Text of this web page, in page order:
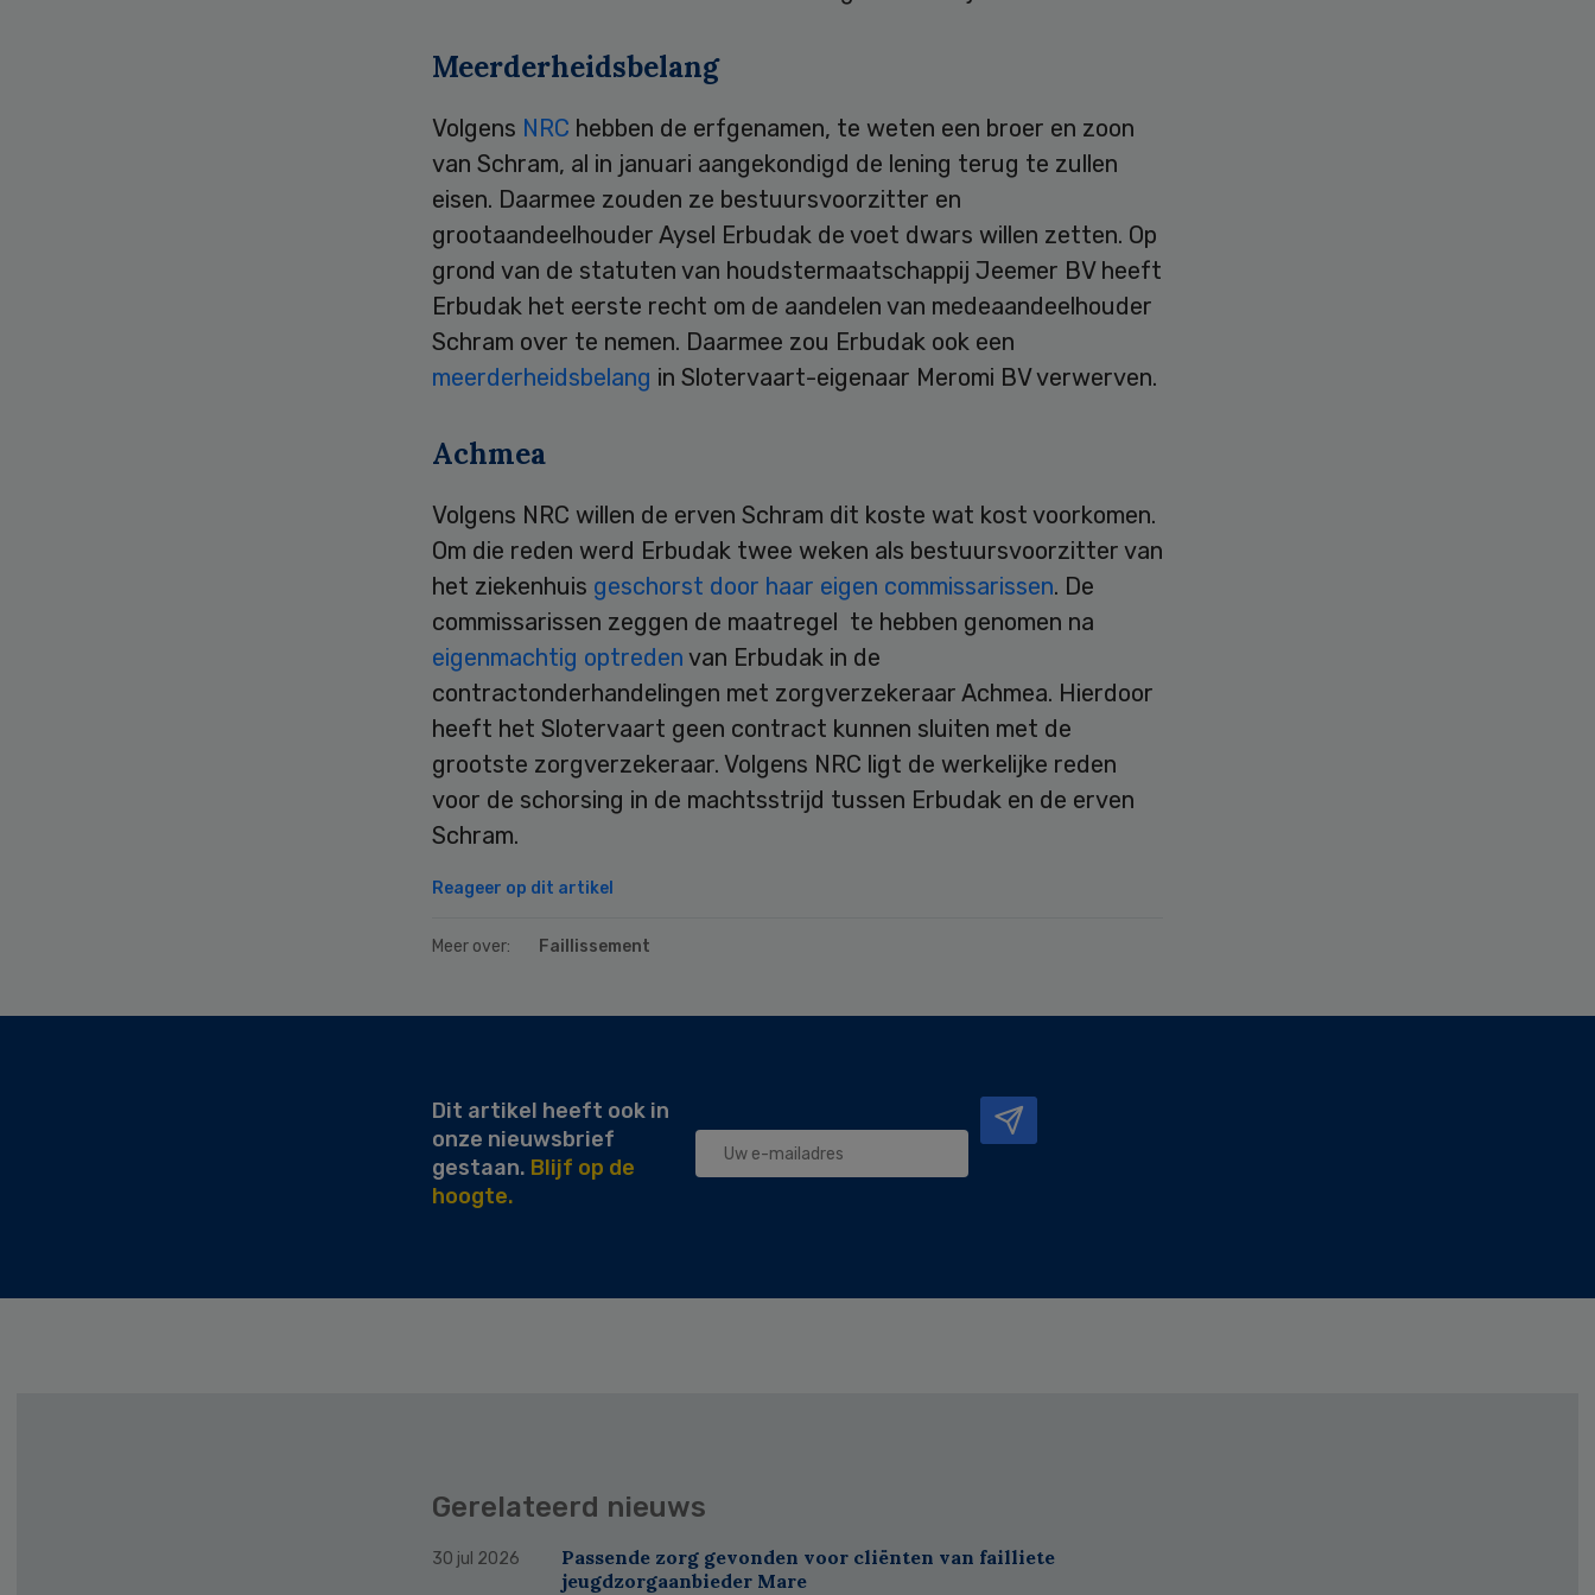
Meerderheidsbelang
Volgens NRC hebben de erfgenamen, te weten een broer en zoon
van Schram, al in januari aangekondigd de lening terug te zullen
eisen. Daarmee zouden ze bestuursvoorzitter en
grootaandeelhouder Aysel Erbudak de voet dwars willen zetten. Op
grond van de statuten van houdstermaatschappij Jeemer BV heeft
Erbudak het eerste recht om de aandelen van medeaandeelhouder
Schram over te nemen. Daarmee zou Erbudak ook een
meerderheidsbelang in Slotervaart-eigenaar Meromi BV verwerven.
Achmea
Volgens NRC willen de erven Schram dit koste wat kost voorkomen.
Om die reden werd Erbudak twee weken als bestuursvoorzitter van
het ziekenhuis geschorst door haar eigen commissarissen. De
commissarissen zeggen de maatregel te hebben genomen na
eigenmachtig optreden van Erbudak in de
contractonderhandelingen met zorgverzekeraar Achmea. Hierdoor
heeft het Slotervaart geen contract kunnen sluiten met de
grootste zorgverzekeraar. Volgens NRC ligt de werkelijke reden
voor de schorsing in de machtsstrijd tussen Erbudak en de erven
Schram.
Reageer op dit artikel
Meer over: Faillissement
Dit artikel heeft ook in
onze nieuwsbrief
gestaan. Blijf op de
hoogte.
Gerelateerd nieuws
30 jul 2026
Passende zorg gevonden voor cliënten van failliete
jeugdzorgaanbieder Mare